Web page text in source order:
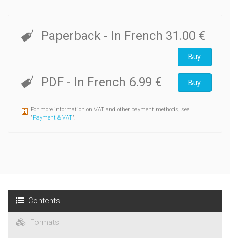
Paperback - In French 31.00 €
Buy
PDF - In French 6.99 € Buy
For more information on VAT and other payment methods, see
"Payment & VAT".
Contents
Formats